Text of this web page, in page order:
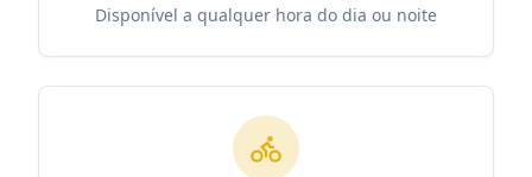
Disponível a qualquer hora do dia ou noite